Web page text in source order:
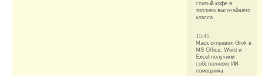
спитый кофе в
топливо высочайшего
класса
10:45
Маск отправил Grok в
MS Office: Word и
Excel получили
собственного ИИ-
помощника